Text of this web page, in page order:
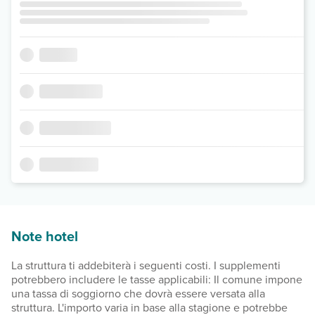
Note hotel
La struttura ti addebiterà i seguenti costi. I supplementi
potrebbero includere le tasse applicabili: Il comune impone
una tassa di soggiorno che dovrà essere versata alla
struttura. L'importo varia in base alla stagione e potrebbe